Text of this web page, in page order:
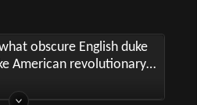
obscure English duke
American revolutionary